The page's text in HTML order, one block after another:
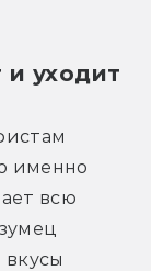
уходит
именно
всю
вкусы